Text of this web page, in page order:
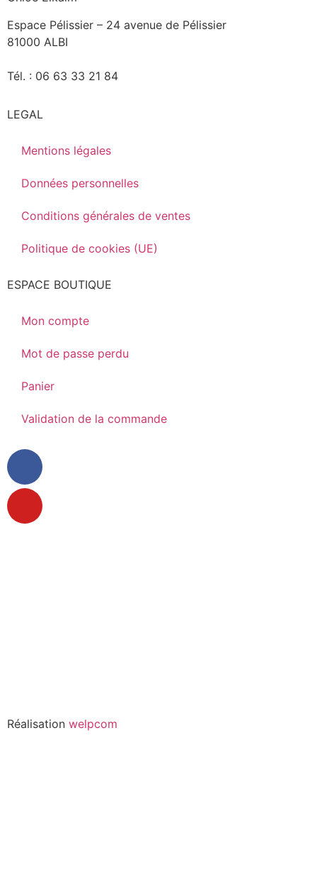
Espace Pélissier – 24 avenue de Pélissier
81000 ALBI
Tél. : 06 63 33 21 84
LEGAL
Mentions légales
Données personnelles
Conditions générales de ventes
Politique de cookies (UE)
ESPACE BOUTIQUE
Mon compte
Mot de passe perdu
Panier
Validation de la commande
Réalisation welpcom